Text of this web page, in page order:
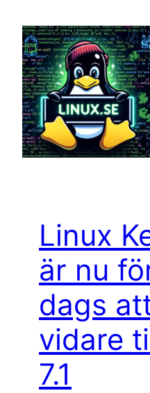
innehåll
Linux
är nu
dags
vidare
7.1